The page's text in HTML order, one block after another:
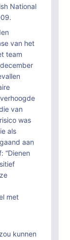
National
van het
team
van
was
als
aan
“Dienen
met
kunnen